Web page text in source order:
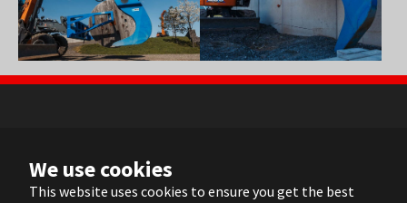
We use cookies
This website uses cookies to ensure you get the best
FR
EN